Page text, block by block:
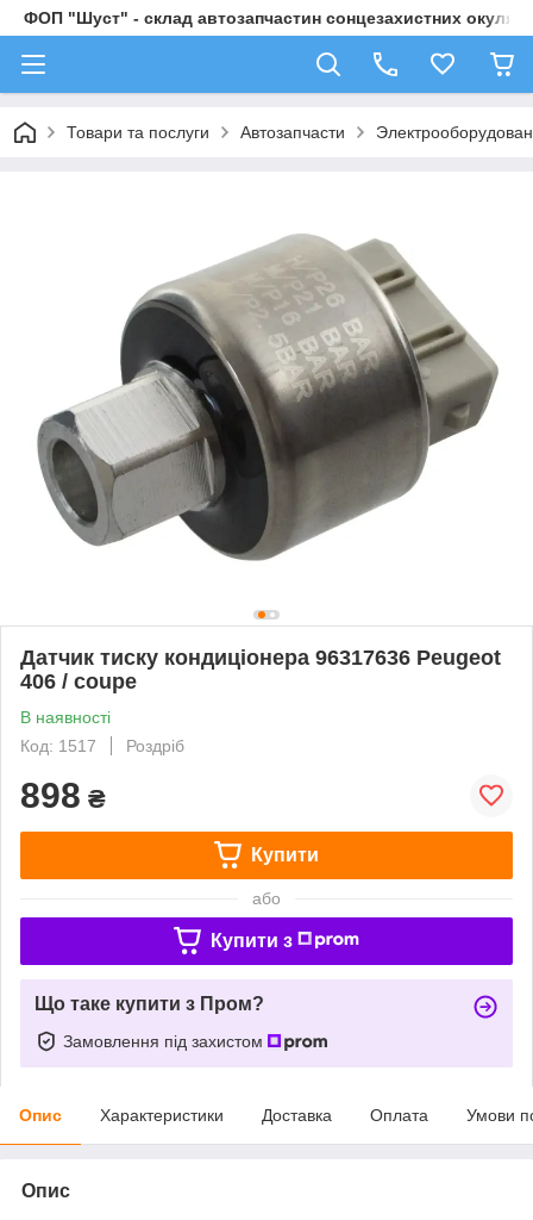
ФОП "Шуст" - склад автозапчастин сонцезахистних
Товари та послуги Автозапчасти
Датчик тиску кондиціонера 96317636 Peugeot
406 / coupe
В наявності
Код: 1517
Роздріб
898 ₴
Купити
або
Купити з
Що таке купити з Пром?
Замовлення під захистом
Опис Характеристики Доставка Оплата Умови
Опис